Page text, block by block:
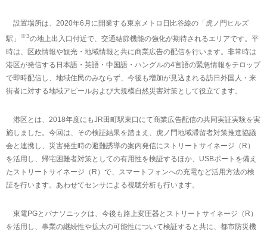
設置場所は、2020年6月に開業する東京メトロ日比谷線の「虎ノ門ヒルズ
駅」
※3の地上出入口付近で、交通結節機能の強化が期待されるエリアです。平
時は、区政情報や観光・地域情報と共に商業広告の配信を行います。非常時は
港区が発信する日本語・英語・中国語・ハングルの4言語の緊急情報をテロップ
で即時配信し、地域住民のみならず、今後も増加が見込まれる訪日外国人・来
街者に対する地域アピールおよび大規模自然災害対策として役立てます。
港区とは、2018年度にもJR田町駅東口にて商業広告配信の共同実証実験を実
施しました。今回は、その検証結果を踏まえ、虎ノ門地域滞留者対策推進協議
会と連携し、災害発生時の避難誘導の案内発信にストリートサイネージ（R）
を活用し、帰宅困難者対策としての有用性を検証するほか、USBポートを備え
たストリートサイネージ（R）で、スマートフォンへの充電など活用方法の検
証を行います。あわせてセンサによる視聴分析も行います。
東電PGとパナソニックは、今後も路上変圧器とストリートサイネージ（R）
を活用し、事業の継続性や拡大の可能性について検証すると共に、都市防災機